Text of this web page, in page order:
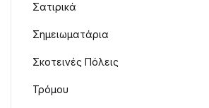
Σατιρικά
Σημειωματάρια
Σκοτεινές Πόλεις
Τρόμου